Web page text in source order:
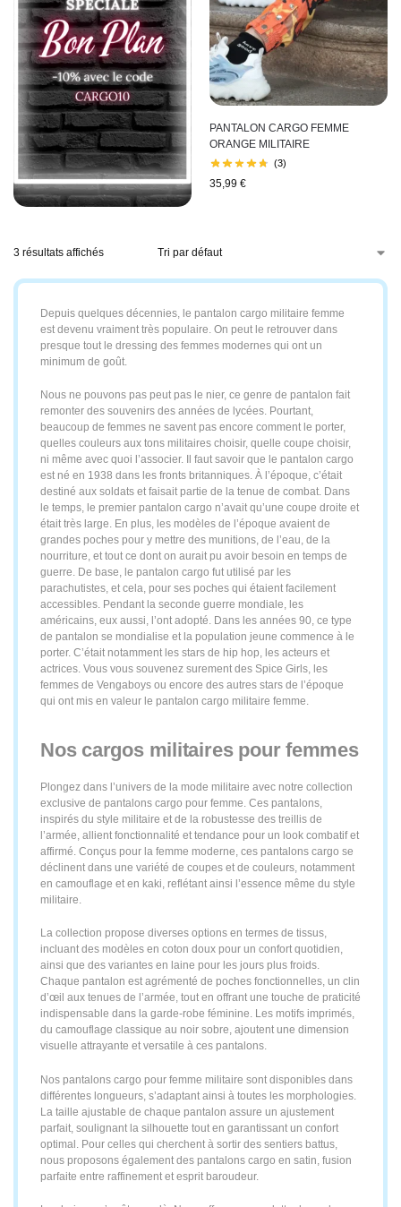
PANTALON CARGO FEMME
ORANGE MILITAIRE
(3)
35,99 €
3 résultats affichés
Depuis quelques décennies, le pantalon cargo militaire femme
est devenu vraiment très populaire. On peut le retrouver dans
presque tout le dressing des femmes modernes qui ont un
minimum de goût.
Nous ne pouvons pas peut pas le nier, ce genre de pantalon fait
remonter des souvenirs des années de lycées. Pourtant,
beaucoup de femmes ne savent pas encore comment le porter,
quelles couleurs aux tons militaires choisir, quelle coupe choisir,
ni même avec quoi l’associer. Il faut savoir que le pantalon cargo
est né en 1938 dans les fronts britanniques. À l’époque, c’était
destiné aux soldats et faisait partie de la tenue de combat. Dans
le temps, le premier pantalon cargo n’avait qu’une coupe droite et
était très large. En plus, les modèles de l’époque avaient de
grandes poches pour y mettre des munitions, de l’eau, de la
nourriture, et tout ce dont on aurait pu avoir besoin en temps de
guerre. De base, le pantalon cargo fut utilisé par les
parachutistes, et cela, pour ses poches qui étaient facilement
accessibles. Pendant la seconde guerre mondiale, les
américains, eux aussi, l’ont adopté. Dans les années 90, ce type
de pantalon se mondialise et la population jeune commence à le
porter. C’était notamment les stars de hip hop, les acteurs et
actrices. Vous vous souvenez surement des Spice Girls, les
femmes de Vengaboys ou encore des autres stars de l’époque
qui ont mis en valeur le pantalon cargo militaire femme.
Nos cargos militaires pour femmes
Plongez dans l’univers de la mode militaire avec notre collection
exclusive de pantalons cargo pour femme. Ces pantalons,
inspirés du style militaire et de la robustesse des treillis de
l’armée, allient fonctionnalité et tendance pour un look combatif et
affirmé. Conçus pour la femme moderne, ces pantalons cargo se
déclinent dans une variété de coupes et de couleurs, notamment
en camouflage et en kaki, reflétant ainsi l’essence même du style
militaire.
La collection propose diverses options en termes de tissus,
incluant des modèles en coton doux pour un confort quotidien,
ainsi que des variantes en laine pour les jours plus froids.
Chaque pantalon est agrémenté de poches fonctionnelles, un clin
d’œil aux tenues de l’armée, tout en offrant une touche de praticité
indispensable dans la garde-robe féminine. Les motifs imprimés,
du camouflage classique au noir sobre, ajoutent une dimension
visuelle attrayante et versatile à ces pantalons.
Nos pantalons cargo pour femme militaire sont disponibles dans
différentes longueurs, s’adaptant ainsi à toutes les morphologies.
La taille ajustable de chaque pantalon assure un ajustement
parfait, soulignant la silhouette tout en garantissant un confort
optimal. Pour celles qui cherchent à sortir des sentiers battus,
nous proposons également des pantalons cargo en satin, fusion
parfaite entre raffinement et esprit baroudeur.